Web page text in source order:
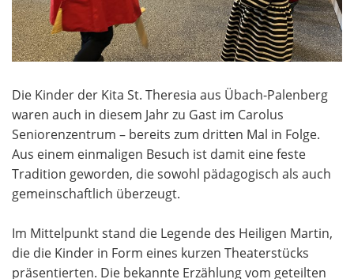
Die Kinder der Kita St. Theresia aus Übach-Palenberg
waren auch in diesem Jahr zu Gast im Carolus
Seniorenzentrum – bereits zum dritten Mal in Folge.
Aus einem einmaligen Besuch ist damit eine feste
Tradition geworden, die sowohl pädagogisch als auch
gemeinschaftlich überzeugt.
Im Mittelpunkt stand die Legende des Heiligen Martin,
die die Kinder in Form eines kurzen Theaterstücks
präsentierten. Die bekannte Erzählung vom geteilten